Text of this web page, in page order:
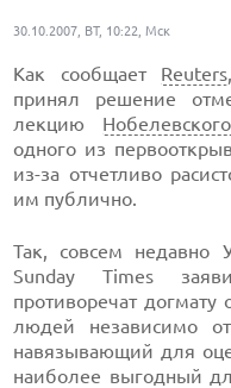
30.10.2007, ВТ, 10:22, Мск
Как сообщает Reuters
принял решение
лекцию
одного из
из-за отчетливо
им публично.
Так, совсем недавно
Sunday Times
противоречат догмату
людей независимо
навязывающий для
наиболее выгодный